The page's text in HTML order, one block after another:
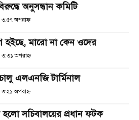
অনুসন্ধান কমিটি
অপরাহ্ণ
হইছে, মারো না কেন ওদের
অপরাহ্ণ
এলএনজি টার্মিনাল
অপরাহ্ণ
সচিবালয়ের প্রধান ফটক